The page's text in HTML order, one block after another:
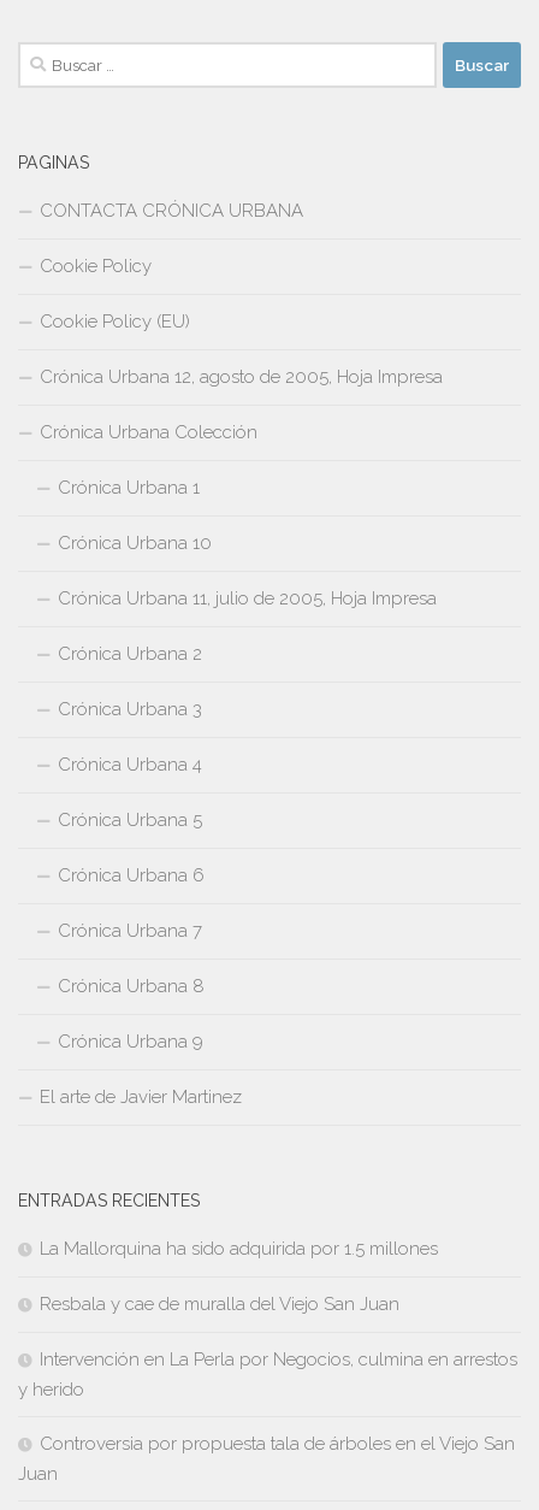
Buscar:
PAGINAS
CONTACTA CRÓNICA URBANA
Cookie Policy
Cookie Policy (EU)
Crónica Urbana 12, agosto de 2005, Hoja Impresa
Crónica Urbana Colección
Crónica Urbana 1
Crónica Urbana 10
Crónica Urbana 11, julio de 2005, Hoja Impresa
Crónica Urbana 2
Crónica Urbana 3
Crónica Urbana 4
Crónica Urbana 5
Crónica Urbana 6
Crónica Urbana 7
Crónica Urbana 8
Crónica Urbana 9
El arte de Javier Martinez
ENTRADAS RECIENTES
La Mallorquina ha sido adquirida por 1.5 millones
Resbala y cae de muralla del Viejo San Juan
Intervención en La Perla por Negocios, culmina en arrestos
y herido
Controversia por propuesta tala de árboles en el Viejo San
Juan